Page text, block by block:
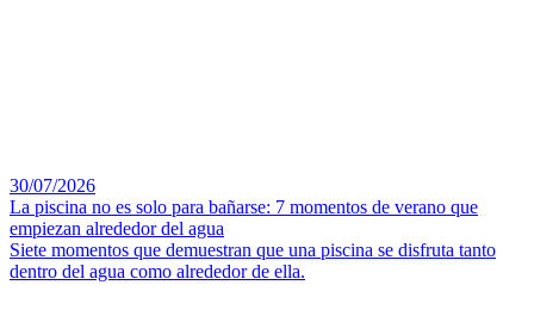
30/07/2026
La piscina no es solo para bañarse: 7 momentos de verano que
empiezan alrededor del agua
Siete momentos que demuestran que una piscina se disfruta tanto
dentro del agua como alrededor de ella.